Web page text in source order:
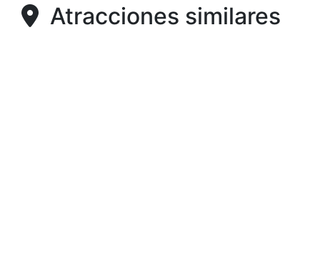
Atracciones similares